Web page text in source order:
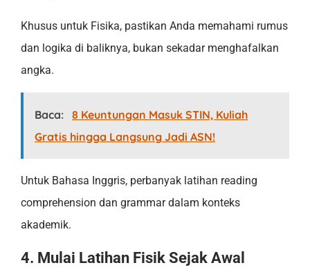
Khusus untuk Fisika, pastikan Anda memahami rumus
dan logika di baliknya, bukan sekadar menghafalkan
angka.
Baca: 8 Keuntungan Masuk STIN, Kuliah
Gratis hingga Langsung Jadi ASN!
Untuk Bahasa Inggris, perbanyak latihan reading
comprehension dan grammar dalam konteks
akademik.
4. Mulai Latihan Fisik Sejak Awal